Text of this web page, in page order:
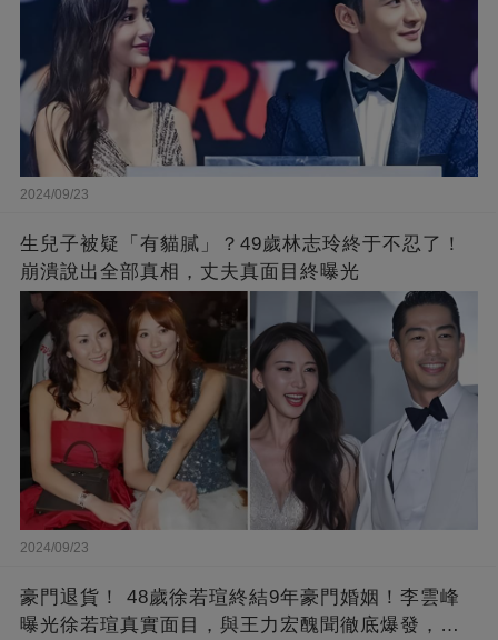
2024/09/23
生兒子被疑「有貓膩」？49歲林志玲終于不忍了！
崩潰說出全部真相，丈夫真面目終曝光
2024/09/23
豪門退貨！ 48歲徐若瑄終結9年豪門婚姻！李雲峰
曝光徐若瑄真實面目，與王力宏醜聞徹底爆發，原